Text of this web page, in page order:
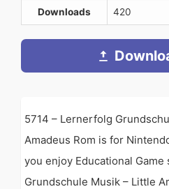
Downloads 420
5714 – Lernerfolg
Amadeus Rom is for
you enjoy Educational
Grundschule Musik – Little